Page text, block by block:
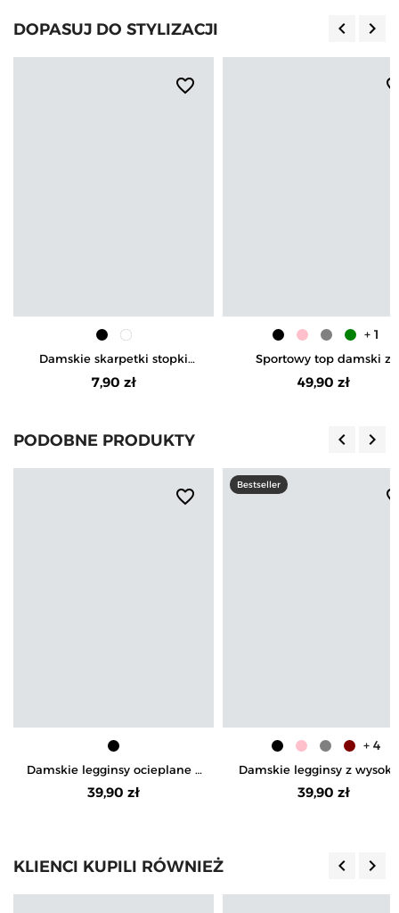
DOPASUJ DO STYLIZACJI keyboard_arrow_left keyboard_arrow_right
favorite_border
Damskie skarpetki stopki
niskie cienkie
7,90 zł
Sportowy top damski z
krótkim rękawem
49,90 zł
+ 1
PODOBNE PRODUKTY keyboard_arrow_left keyboard_arrow_right
favorite_border
Damskie legginsy ocieplane z
szeroką gumą w pasie
39,90 zł
Bestseller
Damskie legginsy z
stanem i prążkowaną
strukturą
39,90 zł
+ 4
KLIENCI KUPILI RÓWNIEŻ keyboard_arrow_left keyboard_arrow_right